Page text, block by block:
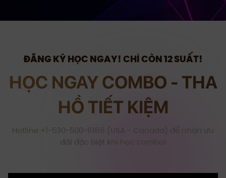
ĐĂNG KÝ HỌC NGAY! CHỈ CÒN 12 SUẤT!
HỌC NGAY COMBO - THA
HỒ TIẾT KIỆM
Hotline +1-530-500-6166 (USA - Canada) để nhận ưu
đãi đặc biệt khi học combo!